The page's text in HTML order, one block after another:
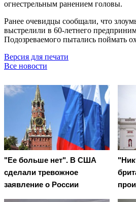
огнестрельным ранением головы.
Ранее очевидцы сообщали, что
выстрелили в 60-летнего
Подозреваемого пытались поймать
Версия для печати
Все новости
"Ее больше нет". В США
сделали тревожное
заявление о России